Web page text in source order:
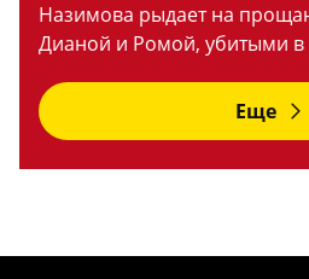
Назимова рыдает на
Дианой и Ромой, убитыми в
Еще